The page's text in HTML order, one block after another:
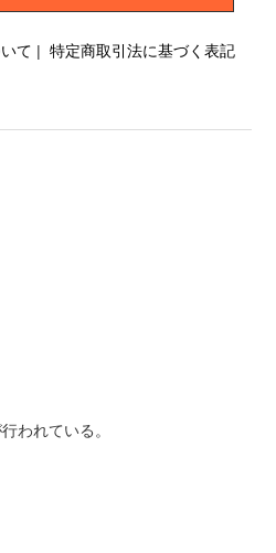
て | 特定商取引法に基づく表記
われている。